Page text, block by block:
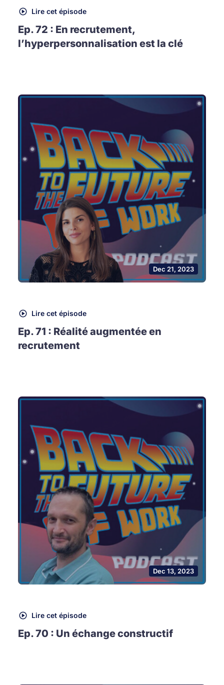
Lire cet épisode
Ep. 72 : En recrutement,
l’hyperpersonnalisation est la clé
Dec 21, 2023
Lire cet épisode
Ep. 71 : Réalité augmentée en
recrutement
Dec 13, 2023
Lire cet épisode
Ep. 70 : Un échange constructif